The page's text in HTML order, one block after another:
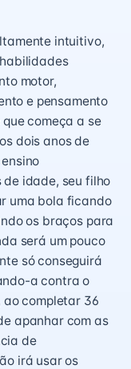
intuitivo,
motor,
e pensamento
começa a se
dois anos de
idade, seu filho
uma bola ficando
os braços para
será um pouco
só conseguirá
a contra o
completar 36
apanhar com as
de
irá usar os